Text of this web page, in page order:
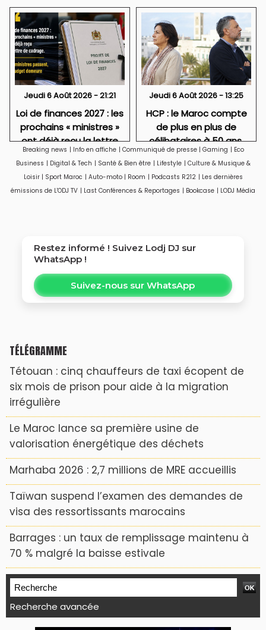
Jeudi 6 Août 2026 - 21:21
Loi de finances 2027 : les
prochains « ministres »
ont déjà reçu la lettre
de cadrage
Jeudi 6 Août 2026 - 13:25
HCP : le Maroc compte
de plus en plus de
célibataires à 50 ans,
particulièrement des
femmes
Breaking news | Info en affiche | Communiqué de presse | Gaming | Eco
Business | Digital & Tech | Santé & Bien être | Lifestyle | Culture & Musique &
Loisir | Sport Maroc | Auto-moto | Room | Podcasts R212 | Les dernières
émissions de L'ODJ TV | Last Conférences & Reportages | Bookcase | LODJ Média
Restez informé ! Suivez Lodj DJ sur
WhatsApp !
Suivez-nous sur WhatsApp
TÉLÉGRAMME
Tétouan : cinq chauffeurs de taxi écopent de
six mois de prison pour aide à la migration
irrégulière
Le Maroc lance sa première usine de
valorisation énergétique des déchets
Marhaba 2026 : 2,7 millions de MRE accueillis
Taïwan suspend l’examen des demandes de
visa des ressortissants marocains
Barrages : un taux de remplissage maintenu à
70 % malgré la baisse estivale
Recherche avancée